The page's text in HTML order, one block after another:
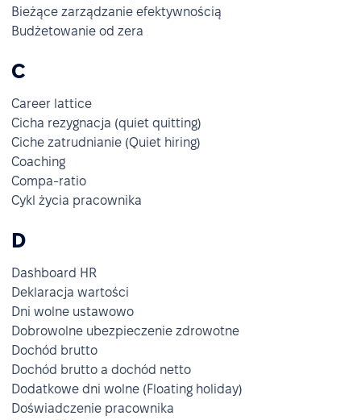
Bieżące zarządzanie efektywnością
Budżetowanie od zera
C
Career lattice
Cicha rezygnacja (quiet quitting)
Ciche zatrudnianie (Quiet hiring)
Coaching
Compa-ratio
Cykl życia pracownika
D
Dashboard HR
Deklaracja wartości
Dni wolne ustawowo
Dobrowolne ubezpieczenie zdrowotne
Dochód brutto
Dochód brutto a dochód netto
Dodatkowe dni wolne (Floating holiday)
Doświadczenie pracownika